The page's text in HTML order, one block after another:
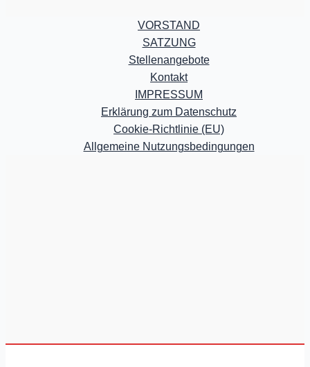
VORSTAND
SATZUNG
Stellenangebote
Kontakt
IMPRESSUM
Erklärung zum Datenschutz
Cookie-Richtlinie (EU)
Allgemeine Nutzungsbedingungen